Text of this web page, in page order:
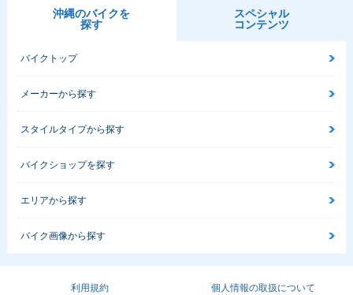
沖縄のバイクを
探す
スペシャル
コンテンツ
バイクトップ
メーカーから探す
スタイルタイプから探す
バイクショップを探す
エリアから探す
バイク画像から探す
利用規約 個人情報の取扱について